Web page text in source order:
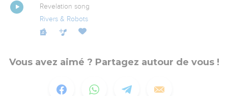
Revelation song
Rivers & Robots
Vous avez aimé ? Partagez autour de vous !